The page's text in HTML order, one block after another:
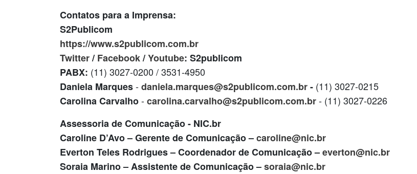
Contatos para a Imprensa:
S2Publicom
https://www.s2publicom.com.br
Twitter/ Facebook/Youtube: S2publicom
PABX: (11) 3027-0200 / 3531-4950
Daniela Marques-daniela.marques@s2publicom.com.br- (11) 3027-0215
Carolina Carvalho-carolina.carvalho@s2publicom.com.br- (11) 3027-0226
Assessoria de Comunicação - NIC.br
Caroline D’Avo – Gerente de Comunicação –caroline@nic.br
Everton Teles Rodrigues – Coordenador de Comunicação –everton@nic.br
Soraia Marino – Assistente de Comunicação –soraia@nic.br